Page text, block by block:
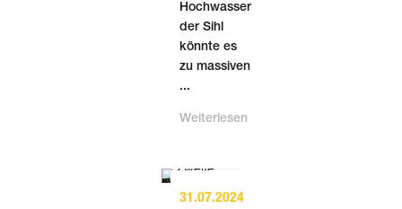
Hoch­wasser
der Sihl
könnte es
zu mas­si­ven
...
Weiterlesen
31.07.2024